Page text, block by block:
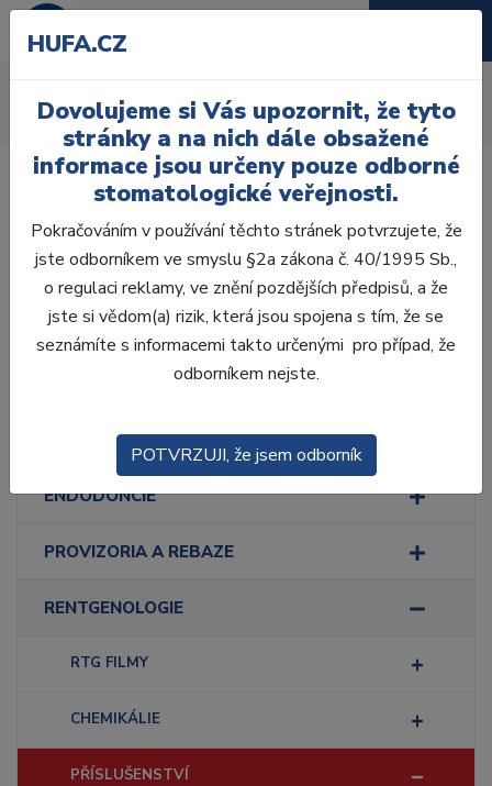
Úvod Ordinace Rentgenologie Příslušenství
Laboratoř
Ordinace
ENDODONCIE
PROVIZORIA A REBAZE
RENTGENOLOGIE
RTG FILMY
CHEMIKÁLIE
PŘÍSLUŠENSTVÍ
HUFA.CZ
Dovolujeme si Vás upozornit, že tyto
stránky a na nich dále obsažené
informace jsou určeny pouze odborné
stomatologické veřejnosti.
Pokračováním v používání těchto stránek potvrzujete, že
jste odborníkem ve smyslu §2a zákona č. 40/1995 Sb.,
o regulaci reklamy, ve znění pozdějších předpisů, a že
jste si vědom(a) rizik, která jsou spojena s tím, že se
seznámíte s informacemi takto určenými pro případ, že
odborníkem nejste.
POTVRZUJI, že jsem odborník